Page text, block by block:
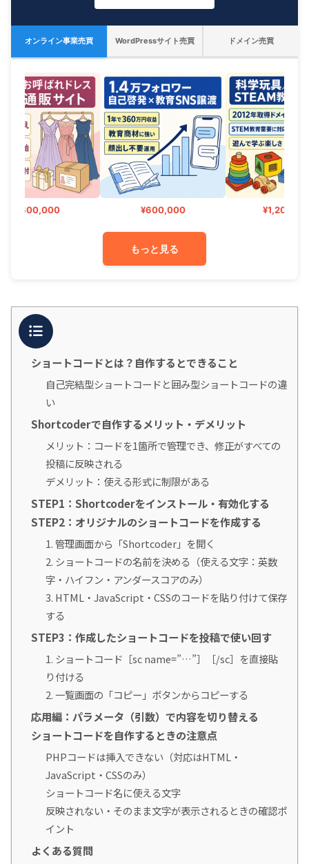
オンライン事業売買 WordPressサイト売買 ドメイン売買
¥600,000 ¥1,200,000
もっと見る
目次
ショートコードとは？自作するとできること
自己完結型ショートコードと囲み型ショートコードの違
い
Shortcoderで自作するメリット・デメリット
メリット：コードを1箇所で管理でき、修正がすべての
投稿に反映される
デメリット：使える形式に制限がある
STEP1：Shortcoderをインストール・有効化する
STEP2：オリジナルのショートコードを作成する
1. 管理画面から「Shortcoder」を開く
2. ショートコードの名前を決める（使える文字：英数
字・ハイフン・アンダースコアのみ）
3. HTML・JavaScript・CSSのコードを貼り付けて保存
する
STEP3：作成したショートコードを投稿で使い回す
1. ショートコード［sc name=”…”］［/sc］を直接貼
り付ける
2. 一覧画面の「コピー」ボタンからコピーする
応用編：パラメータ（引数）で内容を切り替える
ショートコードを自作するときの注意点
PHPコードは挿入できない（対応はHTML・
JavaScript・CSSのみ）
ショートコード名に使える文字
反映されない・そのまま文字が表示されるときの確認ポ
イント
よくある質問